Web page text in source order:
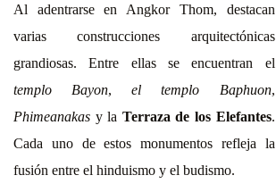
Al adentrarse en Angkor Thom, destacan
varias construcciones arquitectónicas
grandiosas. Entre ellas se encuentran el
templo Bayon,el templo Baphuon,
Phimeanakas y la Terraza de los Elefantes.
Cada uno de estos monumentos refleja la
fusión entre el hinduismo y el budismo.